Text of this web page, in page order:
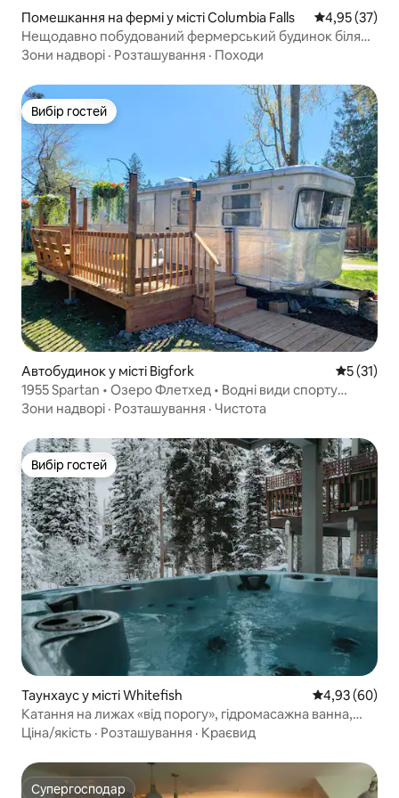
Помешкання на фермі у місті Columbia Falls Середня
4,95 (37)
Нещодавно побудований фермерський будинок біля
парку Глейшер
Зони надворі · Розташування · Походи
Вибір гостей
Вибір гостей
Автобудинок у місті Bigfork Середня
5 (31)
1955 Spartan • Озеро Флетхед • Водні види спорту
включено
Зони надворі · Розташування · Чистота
Вибір гостей
Вибір гостей
Таунхаус у місті Whitefish Середня
4,93 (60)
Катання на лижах «від порогу», гідромасажна ванна,
20 місць! 45 5 хв до Глейшер
Ціна/якість · Розташування · Краєвид
Супергосподар